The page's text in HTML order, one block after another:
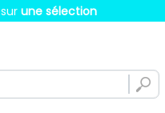
sur une sélection